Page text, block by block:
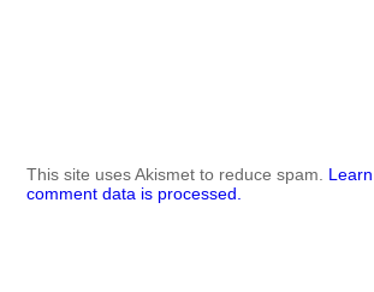
This site uses Akismet to reduce spam.
comment data is processed.